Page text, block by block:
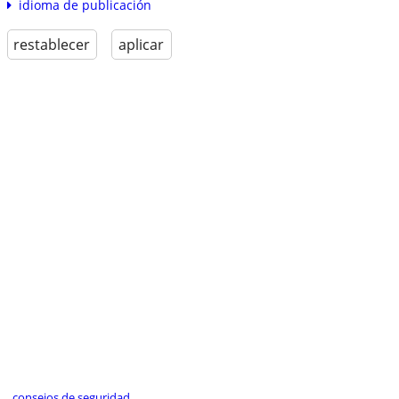
idioma de publicación
restablecer aplicar